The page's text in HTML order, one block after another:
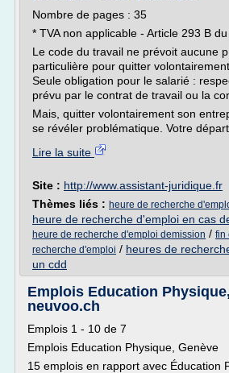
Nombre de pages : 35
* TVA non applicable - Article 293 B
Le code du travail ne prévoit aucune
particulière pour quitter
Seule obligation pour le salarié :
prévu par le contrat de travail ou la
Mais, quitter volontairement son
se révéler problématique. Votre
Lire la suite
Site : http://www.assistant-juridique.fr
Thèmes liés : heure de recherche
heure de recherche d'emploi en cas
heure de recherche d'emploi demission / fin
recherche d'emploi / heures de
un cdd
Emplois Education
neuvoo.ch
Emplois 1 - 10 de 7
Emplois Education Physique, Genève
15 emplois en rapport avec Éducation